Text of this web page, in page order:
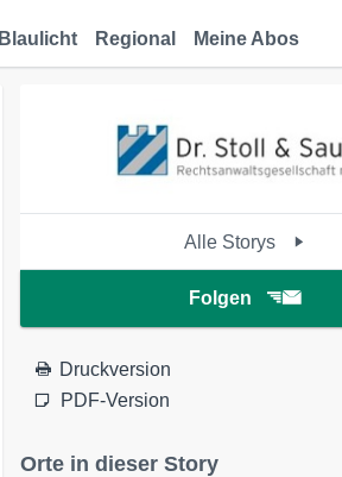
Blaulicht Regional Meine Abos
Alle Storys
Folgen
Druckversion
PDF-Version
Orte in dieser Story